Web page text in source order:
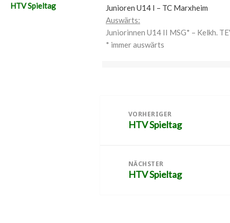
HTV Spieltag
Junioren U14 I – TC Marxheim
Auswärts:
Juniorinnen U14 II MSG* – Kelkh.
* immer auswärts
VORHERIGER
Vorheriger
HTV Spieltag
NÄCHSTER
Nächster
HTV Spieltag